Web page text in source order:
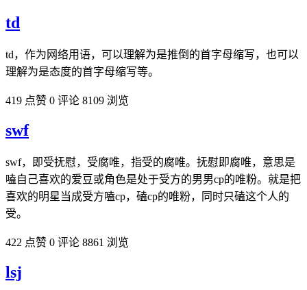
td
td，作为网络用语，可以理解为是推倒的首字母缩写，也可以
理解为是态度的首字母缩写等。
419 点赞 0 评论 8109 浏览
swf
swf，即受抚慰，受腐唯，指受的腐唯。抚慰即腐唯，意思是
嗑自己喜欢的爱豆或角色是处于受方的男男cp的唯粉。就是把
喜欢的明星当成受方嗑cp，磕cp的唯粉，同时只磕这个人的
受。
422 点赞 0 评论 8861 浏览
lsj